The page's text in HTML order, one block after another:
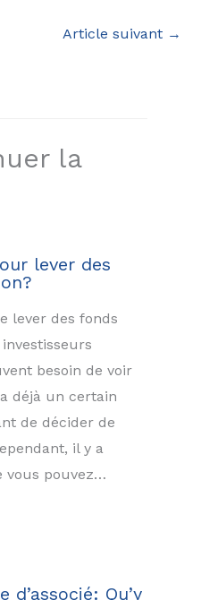
Article suivant →
la
lever des
lever des fonds
besoin de voir
déjà un certain
de décider de
il y a
vous pouvez…
Qu’y